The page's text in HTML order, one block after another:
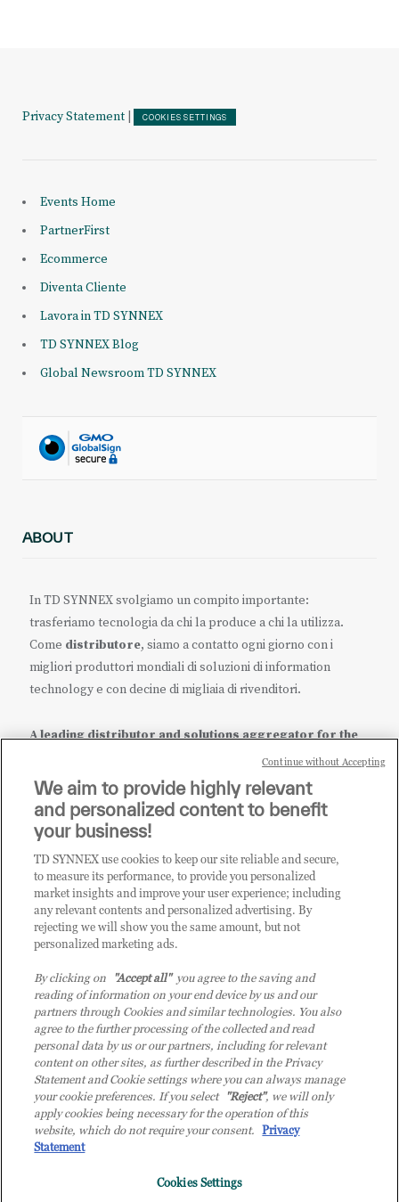
Privacy Statement COOKIES SETTINGS
Events Home
PartnerFirst
Ecommerce
Diventa Cliente
Lavora in TD SYNNEX
TD SYNNEX Blog
Global Newsroom TD SYNNEX
ABOUT
In TD SYNNEX svolgiamo un compito importante:
trasferiamo tecnologia da chi la produce a chi la utilizza.
Come distributore, siamo a contatto ogni giorno con i
migliori produttori mondiali di soluzioni di information
technology e con decine di migliaia di rivenditori.
A leading distributor and solutions aggregator for the
it.tdsynnex.com|eu.tdsynnex.com|tdsynnex.com
CATEGORIE
Categorie
© 2026 TD SYNNEX Italy S.r.l. - Sede legale: via Luigi Russolo 9, 20138
Milano (MI) - Numero di iscrizione al Registro delle Imprese di Milano e
Codice Fiscale: 07092780159 - P.IVA: 07092780159 - Eur 12.569.000,00 i.v -
TD SYNNEX e TD SYNNEX logo sono marchi registrati di TD SYNNEX
Corporation negli Stati Uniti e in altri Paesi. Società a socio unico soggetta
all’attività di direzione e coordinamento della controllante TD SYNNEX
We aim to provide highly relevant
and personalized content to benefit
your business!
TD SYNNEX use cookies to keep our site reliable and secure,
to measure its performance, to provide you personalized
market insights and improve your user experience; including
any relevant contents and personalized advertising. By
rejecting we will show you the same amount, but not
personalized marketing ads.
By clicking on "Accept all"you agree to the saving and
reading of information on your end device by us and our
partners through Cookies and similar technologies. You also
agree to the further processing of the collected and read
personal data by us or our partners, including for relevant
content on other sites, as further described in the Privacy
Statement and Cookie settings where you can always manage
your cookie preferences. If you select "Reject", we will only
apply cookies being necessary for the operation of this
website, which do not require your consent. Privacy
Statement
Cookies Settings
Continue without Accepting